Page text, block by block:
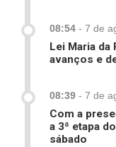
08:54 - 7 de
Lei Maria da
avanços e
08:39 - 7 de
Com a
a 3ª etapa
sábado